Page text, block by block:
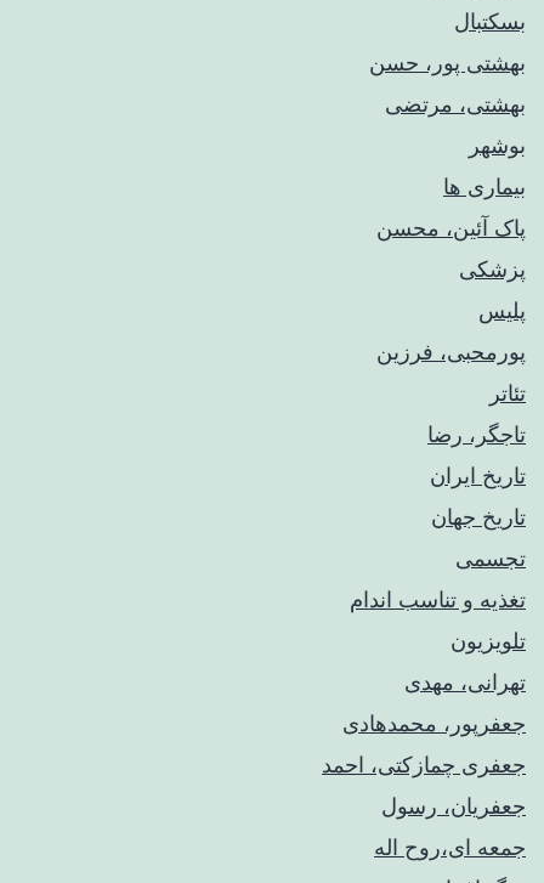
بسکتبال
بهشتی پور، حسن
بهشتی، مرتضی
بوشهر
بیماری ها
پاک آئین، محسن
پزشکی
پلیس
پورمحبی، فرزین
تئاتر
تاجگر، رضا
تاریخ ایران
تاریخ جهان
تجسمی
تغذیه و تناسب اندام
تلویزیون
تهرانی، مهدی
جعفرپور، محمدهادی
جعفری چمازکتی، احمد
جعفریان، رسول
جمعه ای،روح اله